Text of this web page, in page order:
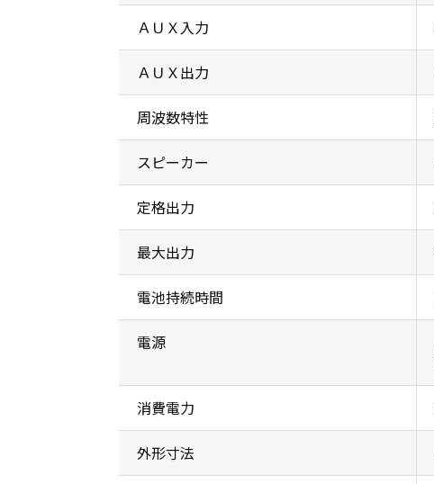
ＡＵＸ入力
ＡＵＸ出力
周波数特性
スピーカー
定格出力
最大出力
電池持続時間
電源
消費電力
外形寸法